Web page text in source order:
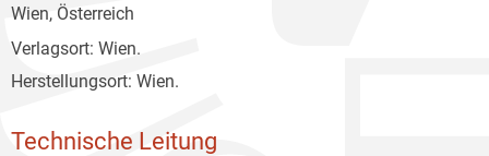
Wien, Österreich
Verlagsort: Wien.
Herstellungsort: Wien.
Technische Leitung